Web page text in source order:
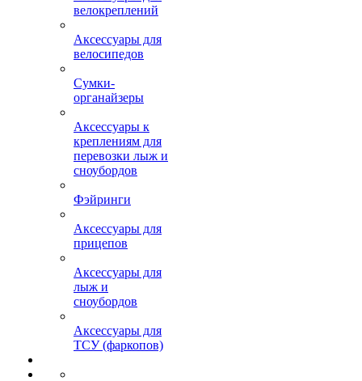
велокреплений
Аксессуары для
велосипедов
Сумки-
органайзеры
Аксессуары к
креплениям для
перевозки лыж и
сноубордов
Фэйринги
Аксессуары для
прицепов
Аксессуары для
лыж и
сноубордов
Аксессуары для
ТСУ (фаркопов)